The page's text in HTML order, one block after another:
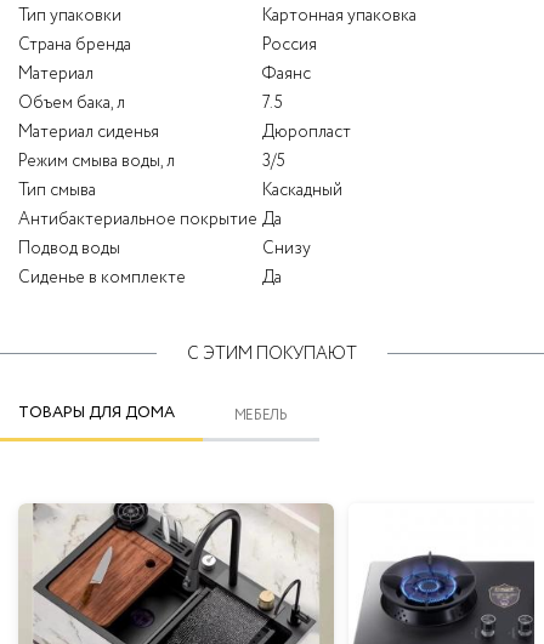
Тип упаковки
Картонная упаковка
Страна бренда
Россия
Материал
Фаянс
Объем бака, л
7.5
Материал сиденья
Дюропласт
Режим смыва воды, л
3/5
Тип смыва
Каскадный
Антибактериальное покрытие Да
Подвод воды
Снизу
Сиденье в комплекте
Да
С ЭТИМ ПОКУПАЮТ
ТОВАРЫ ДЛЯ ДОМА МЕБЕЛЬ